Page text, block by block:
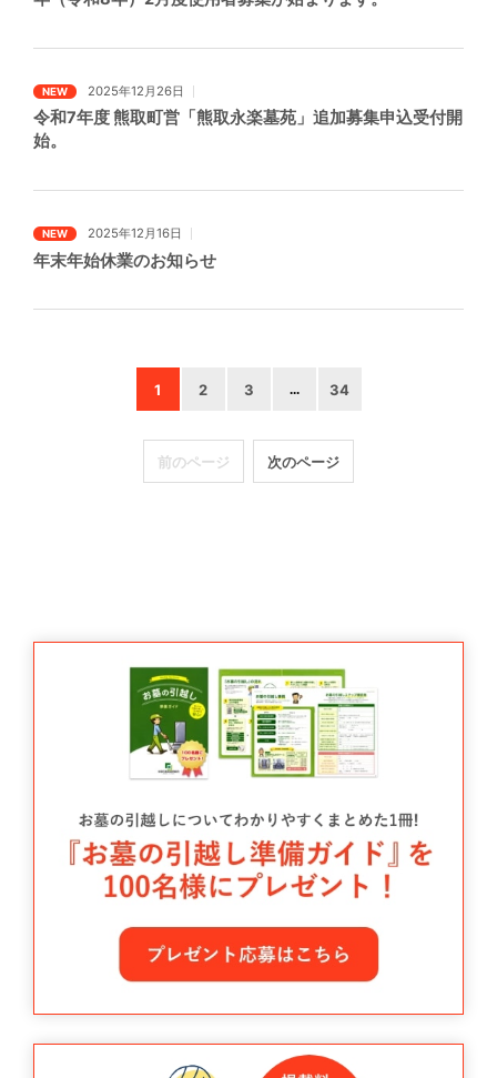
NEW 2025年12月26日
令和7年度 熊取町営「熊取永楽墓苑」追加募集申込受付開
始。
NEW 2025年12月16日
年末年始休業のお知らせ
前のページ
1 2 3 ... 34
次のページ